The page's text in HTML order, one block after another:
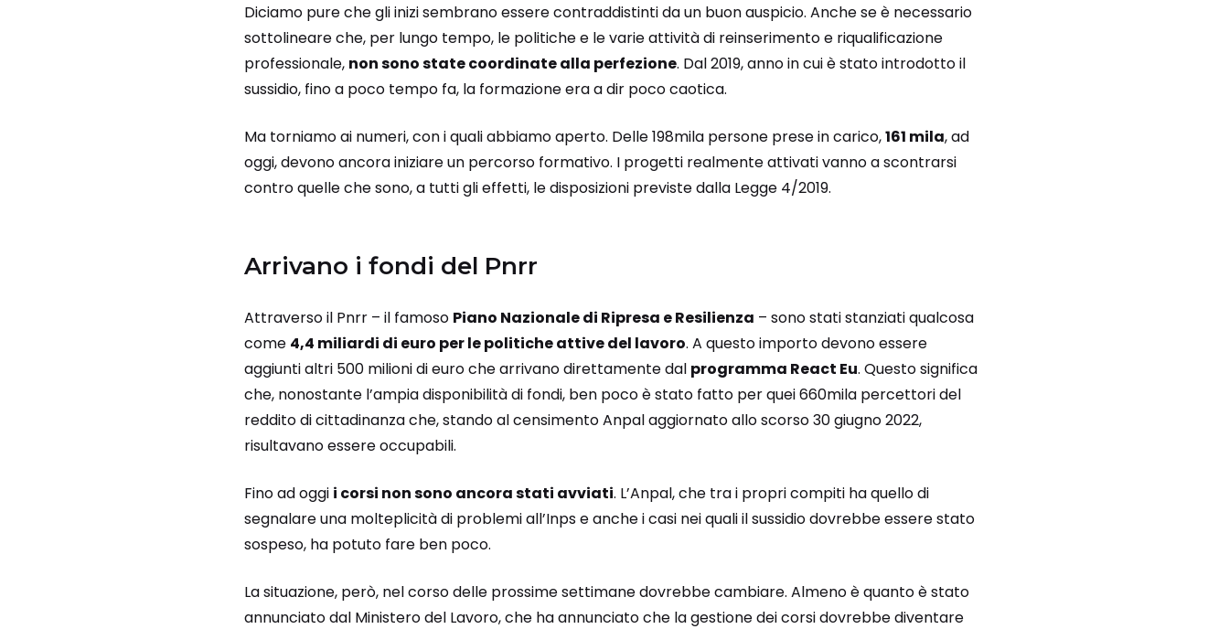
Diciamo pure che gli inizi sembrano essere contraddistinti da un buon auspicio. Anche se è necessario
sottolineare che, per lungo tempo, le politiche e le varie attività di reinserimento e riqualificazione
professionale, non sono state coordinate alla perfezione. Dal 2019, anno in cui è stato introdotto il
sussidio, fino a poco tempo fa, la formazione era a dir poco caotica.
Ma torniamo ai numeri, con i quali abbiamo aperto. Delle 198mila persone prese in carico,161 mila, ad
oggi, devono ancora iniziare un percorso formativo. I progetti realmente attivati vanno a scontrarsi
contro quelle che sono, a tutti gli effetti, le disposizioni previste dalla Legge 4/2019.
Arrivano i fondi del Pnrr
Attraverso il Pnrr – il famoso Piano Nazionale di Ripresa e Resilienza – sono stati stanziati qualcosa
come 4,4 miliardi di euro per le politiche attive del lavoro. A questo importo devono essere
aggiunti altri 500 milioni di euro che arrivano direttamente dal programma React Eu. Questo significa
che, nonostante l’ampia disponibilità di fondi, ben poco è stato fatto per quei 660mila percettori del
reddito di cittadinanza che, stando al censimento Anpal aggiornato allo scorso 30 giugno 2022,
risultavano essere occupabili.
Fino ad oggi i corsi non sono ancora stati avviati. L’Anpal, che tra i propri compiti ha quello di
segnalare una molteplicità di problemi all’Inps e anche i casi nei quali il sussidio dovrebbe essere stato
sospeso, ha potuto fare ben poco.
La situazione, però, nel corso delle prossime settimane dovrebbe cambiare. Almeno è quanto è stato
annunciato dal Ministero del Lavoro, che ha annunciato che la gestione dei corsi dovrebbe diventare